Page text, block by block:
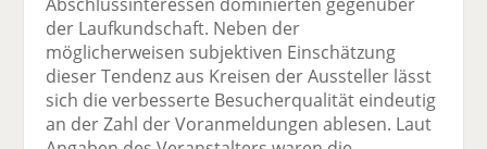
der Laufkundschaft. Neben der
möglicherweisen subjektiven Einschätzung
dieser Tendenz aus Kreisen der Aussteller lässt
sich die verbesserte Besucherqualität eindeutig
an der Zahl der Voranmeldungen ablesen. Laut